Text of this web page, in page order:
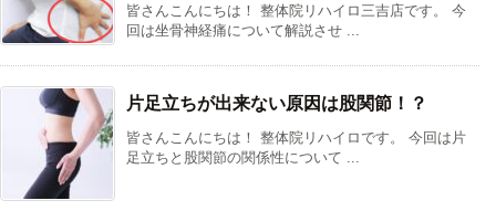
皆さんこんにちは！ 整体院リハイロ三吉店です。 今
回は坐骨神経痛について解説させ ...
片足立ちが出来ない原因は股関節！？
皆さんこんにちは！ 整体院リハイロです。 今回は片
足立ちと股関節の関係性について ...